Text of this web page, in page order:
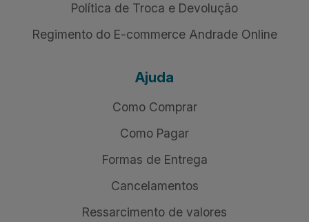
Política de Troca e Devolução
Regimento do E-commerce Andrade Online
Ajuda
Como Comprar
Como Pagar
Formas de Entrega
Cancelamentos
Ressarcimento de valores